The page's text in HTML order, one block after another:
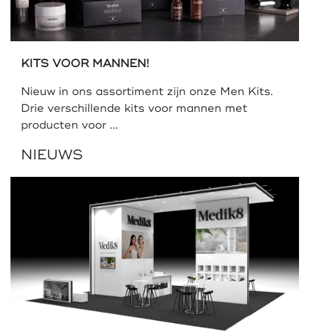
KITS VOOR MANNEN!
Nieuw in ons assortiment zijn onze Men Kits.
Drie verschillende kits voor mannen met
producten voor ...
NIEUWS